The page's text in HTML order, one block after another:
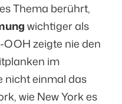
Thema berührt,
wichtiger als
OOH zeigte nie den
im
nicht einmal das
wie New York es